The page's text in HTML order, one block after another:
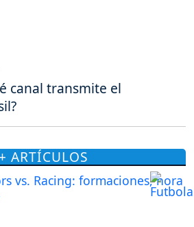
canal transmite el
+ ARTÍCULOS